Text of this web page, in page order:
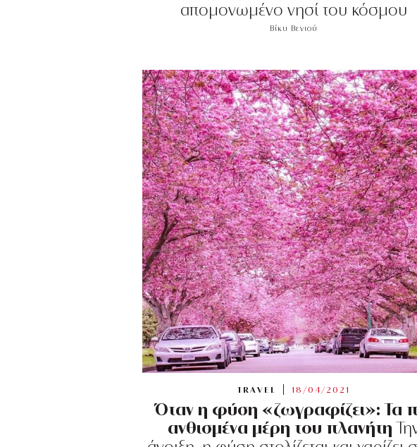
απομονωμένο νησί του κόσμου
Βίκυ Βενιού
TRAVEL 18/04/2021
Όταν η φύση «ζωγραφίζει»: Τα
ανθισμένα μέρη του πλανήτη